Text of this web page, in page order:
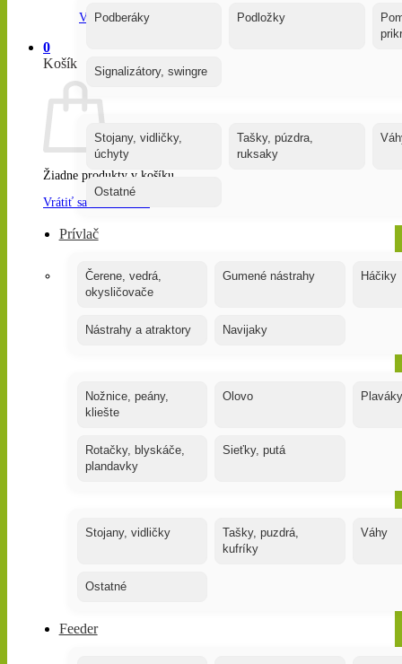
Vrátiť sa do obchodu
0
Košík
Žiadne produkty v košíku.
Vrátiť sa do obchodu
Podberáky Podložky
Signalizátory, swingre
Stojany, vidličky,
úchyty
Tašky, púzdra,
ruksaky
Ostatné
Prívlač
Čerene, vedrá,
okysličovače
Gumené nástrahy Háčiky
Nástrahy a atraktory Navijaky
Nožnice, peány,
kliešte
Olovo Plaváky
Rotačky, blyskáče,
plandavky
Sieťky, putá
Stojany, vidličky
Tašky, puzdrá,
kufríky
Váhy
Ostatné
Feeder